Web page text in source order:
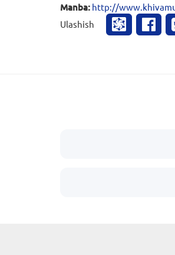
Manba: http://
Ulashish